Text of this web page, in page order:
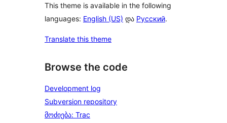
This theme is available in the following
languages: English (US) და Русский.
Translate this theme
Browse the code
Development log
Subversion repository
მოძიება: Trac